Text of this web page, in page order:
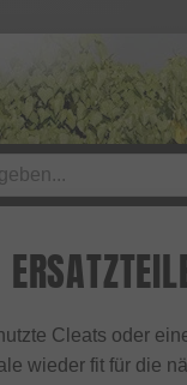
Cleats oder
wieder fit für die